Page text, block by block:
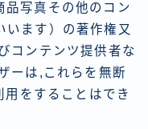
品写真その他のコン
います）の著作権又
コンテンツ提供者な
ーは,これらを無断
をすることはでき